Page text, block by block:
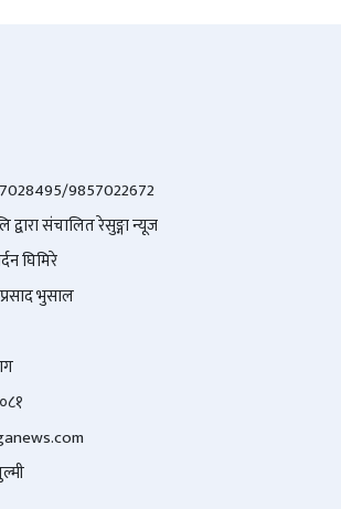
9857022672
संचालित रेसुङ्गा न्यूज
घिमिरे
भुसाल